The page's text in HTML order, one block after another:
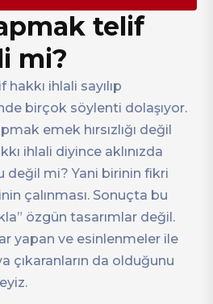
telif
mi?
ihlali sayılıp
birçok söylenti dolaşıyor.
emek hırsızlığı değil
ihlali diyince aklınızda
değil mi? Yani birinin fikri
çalınması. Sonuçta bu
özgün tasarımlar değil.
yapan ve esinlenmeler ile
çıkaranların da olduğunu